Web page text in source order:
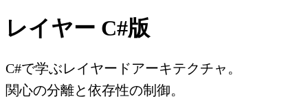
レイヤー C#版
C#で学ぶレイヤードアーキテクチャ。
関心の分離と依存性の制御。